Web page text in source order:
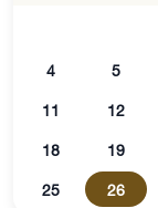
4 5
11 12
18 19
25 26